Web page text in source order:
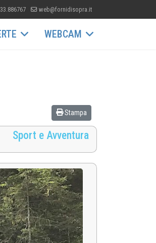
web@fornidisopra.it
WEBCAM
Stampa
Sport e Avventura